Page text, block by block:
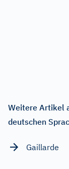
Weitere Artikel
deutschen
Gaillarde